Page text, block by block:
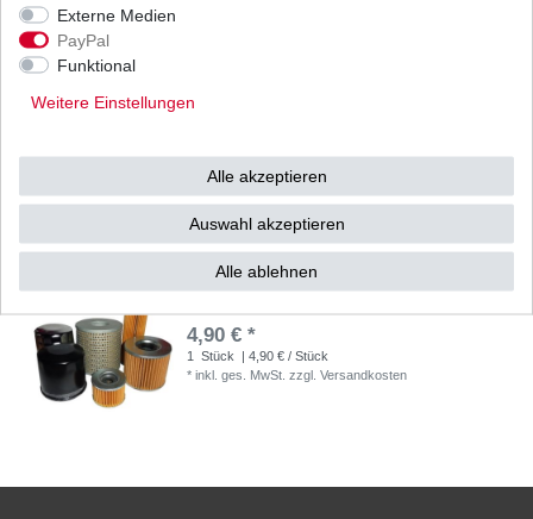
1 Stück | 7,56 € / Stück
inkl. ges. MwSt.zzgl.Versandkosten
4,90 € *
1 Stück
| 4,90 € / Stück
*inkl. ges. MwSt. zzgl.Versandkosten
Externe Medien
PayPal
Funktional
Weitere Einstellungen
Alle akzeptieren
Auswahl akzeptieren
Alle ablehnen